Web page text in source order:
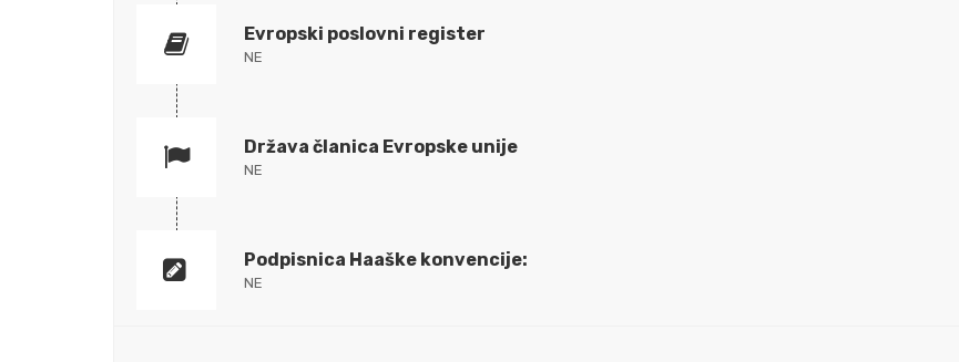
Evropski poslovni register
NE
Država članica Evropske unije
NE
Podpisnica Haaške konvencije:
NE